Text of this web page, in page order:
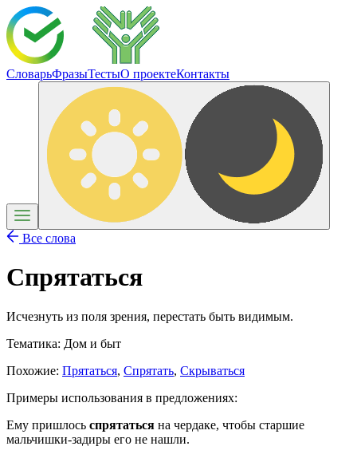
СловарьФразыТестыО проектеКонтакты
Все слова
Спрятаться
Исчезнуть из поля зрения, перестать быть видимым.
Тематика: Дом и быт
Похожие: Прятаться, Спрятать, Скрываться
Примеры использования в предложениях:
Ему пришлось спрятаться на чердаке, чтобы старшие
мальчишки-задиры его не нашли.